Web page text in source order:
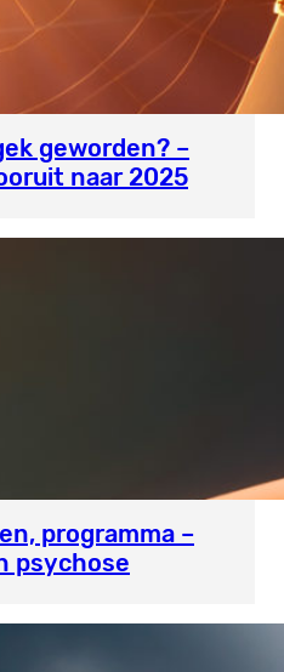
geworden? –
naar 2025
programma –
psychose